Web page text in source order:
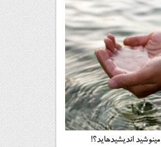
انديشيده‏ايد؟!